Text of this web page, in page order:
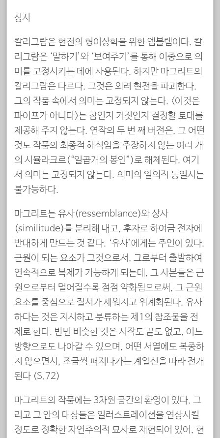
상사
칼리그람은 현전의 형이상학을 위한 엠블렘이다. 칼
리그람은 ‘말하기’와 ‘보여주기’를 통해 이중으로 의
미를 고정시키는 데에 사용된다. 하지만 마그리트의
칼리그람은 다르다. 그것은 외려 현전을 파괴한다.
그의 작품 속에서 의미는 고정되지 않는다. <이것은
파이프가 아니다>는 참인지 거짓인지 결정할 토대를
제공해 주지 않는다. 연작의 두 번 째 버전은, 그 어떤
것도 작품의 최종적 해석임을 주장하지 않는 여러 개
의 시뮬라크르(“일곱개의 봉인”)로 해체된다. 여기
서 의미는 고정되지 않는다. 의미의 일의적 동일시는
불가능하다.
마그리트는 유사(ressemblance)와 상사
(similitude)를 분리해 내고, 후자로 하여금 전자에
반대하게 만드는 것 같다. ‘유사’에게는 주인이 있다.
근원이 되는 요소가 그것으로서, 그로부터 출발하여
연속적으로 복제가 가능하게 되는데, 그 사본들은 근
원으로부터 멀어질수록 점점 약화됨으로써, 그 근원
요소를 중심으로 질서가 세워지고 위계화된다. 유사
하다는 것은 지시하고 분류하는 제1의 참조물을 전
제로 한다. 반면 비슷한 것은 시작도 끝도 없고, 어느
방향으로도 나아갈 수 있으며, 어떤 서열에도 복종하
지 않으면서, 조금씩 퍼져나가는 계열선을 따라 전개
된다 (S.72)
마그리트의 작품에는 3차원 공간의 환영이 있다. 그
리고 그 안의 대상들은 일러스트레이션을 연상시킬
정도로 정확한 자연주의적 묘사로 재현되어 있어, 현